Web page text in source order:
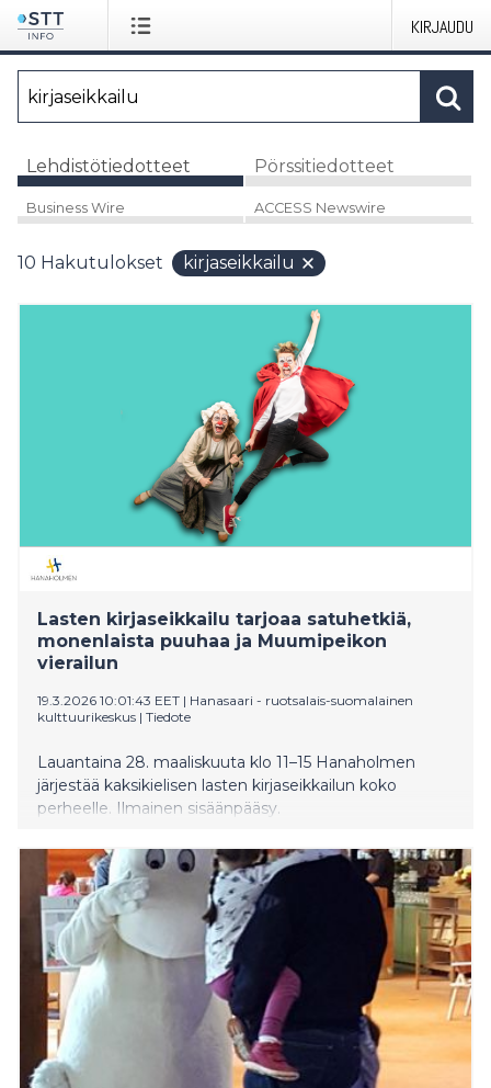
KIRJAUDU
Lehdistötiedotteet Pörssitiedotteet
Business Wire ACCESS Newswire
10 Hakutulokset kirjaseikkailu
Lasten kirjaseikkailu tarjoaa satuhetkiä,
monenlaista puuhaa ja Muumipeikon
vierailun
19.3.2026 10:01:43 EET | Hanasaari - ruotsalais-suomalainen
kulttuurikeskus | Tiedote
Lauantaina 28. maaliskuuta klo 11–15 Hanaholmen
järjestää kaksikielisen lasten kirjaseikkailun koko
perheelle. Ilmainen sisäänpääsy.